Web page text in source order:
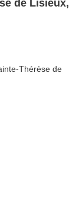
de Lisieux,